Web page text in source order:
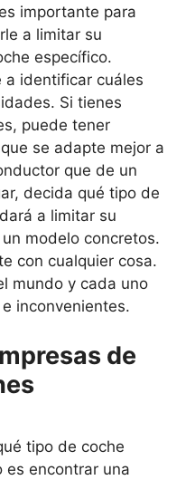
importante para
a limitar su
específico.
identificar cuáles
Si tienes
puede tener
se adapte mejor a
que de un
decida qué tipo de
a limitar su
modelo concretos.
con cualquier cosa.
mundo y cada uno
inconvenientes.
de
tipo de coche
es encontrar una